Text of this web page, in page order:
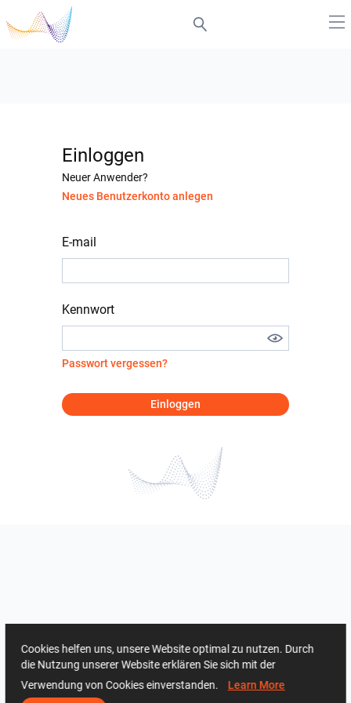
Einloggen
Neuer Anwender?
Neues Benutzerkonto anlegen
E-mail
Kennwort
Passwort vergessen?
Einloggen
Cookies helfen uns, unsere Website optimal zu nutzen. Durch
die Nutzung unserer Website erklären Sie sich mit der
Verwendung von Cookies einverstanden. Learn More